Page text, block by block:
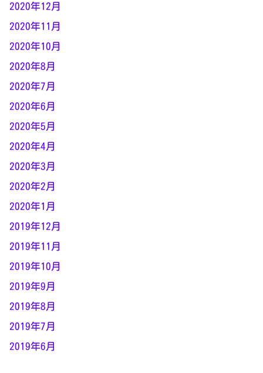
2020年12月
2020年11月
2020年10月
2020年8月
2020年7月
2020年6月
2020年5月
2020年4月
2020年3月
2020年2月
2020年1月
2019年12月
2019年11月
2019年10月
2019年9月
2019年8月
2019年7月
2019年6月